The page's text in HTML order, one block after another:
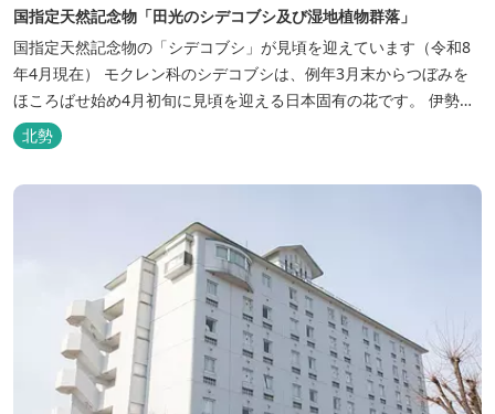
国指定天然記念物「田光のシデコブシ及び湿地植物群落」
国指定天然記念物の「シデコブシ」が見頃を迎えています（令和8
年4月現在） モクレン科のシデコブシは、例年3月末からつぼみを
ほころばせ始め4月初旬に見頃を迎える日本固有の花です。 伊勢湾
周辺の狭い範囲に自生するシデコブシは、三重県内ではいなべ市、
菰野町、四日市市などの北勢地方に見られ これらの自生地は日本に
おけるシデコブシ天然分布の西の端にあたります。 約500万年前に
北勢